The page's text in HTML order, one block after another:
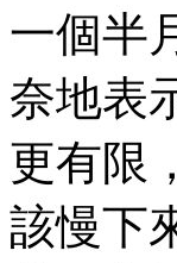
一個半
奈地表
更有限
該慢下